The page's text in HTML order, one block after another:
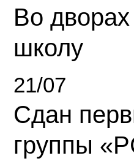
Во
школу
21/07
Сдан
группы